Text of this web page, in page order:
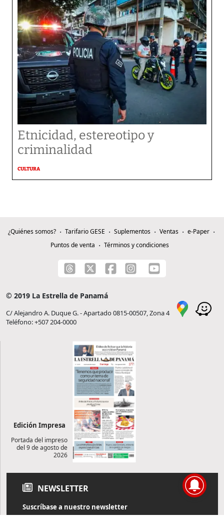
Etnicidad, estereotipo y
criminalidad
CULTURA
¿Quiénes somos? Tarifario GESE Suplementos Ventas
e-Paper
Puntos de venta
Términos y condiciones
© 2019 La Estrella de Panamá
C/ Alejandro A. Duque G. - Apartado 0815-00507, Zona 4
Teléfono: +507 204-0000
Edición Impresa
Portada del impreso
del 9 de agosto de
2026
NEWSLETTER
Suscríbase a nuestro newsletter
Reciba diariamente información de actualidad directamente en